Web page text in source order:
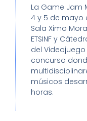
La Game Jam
4 y 5 de mayo
Sala Ximo
ETSINF y
del Videojuego
concurso
músicos
horas.